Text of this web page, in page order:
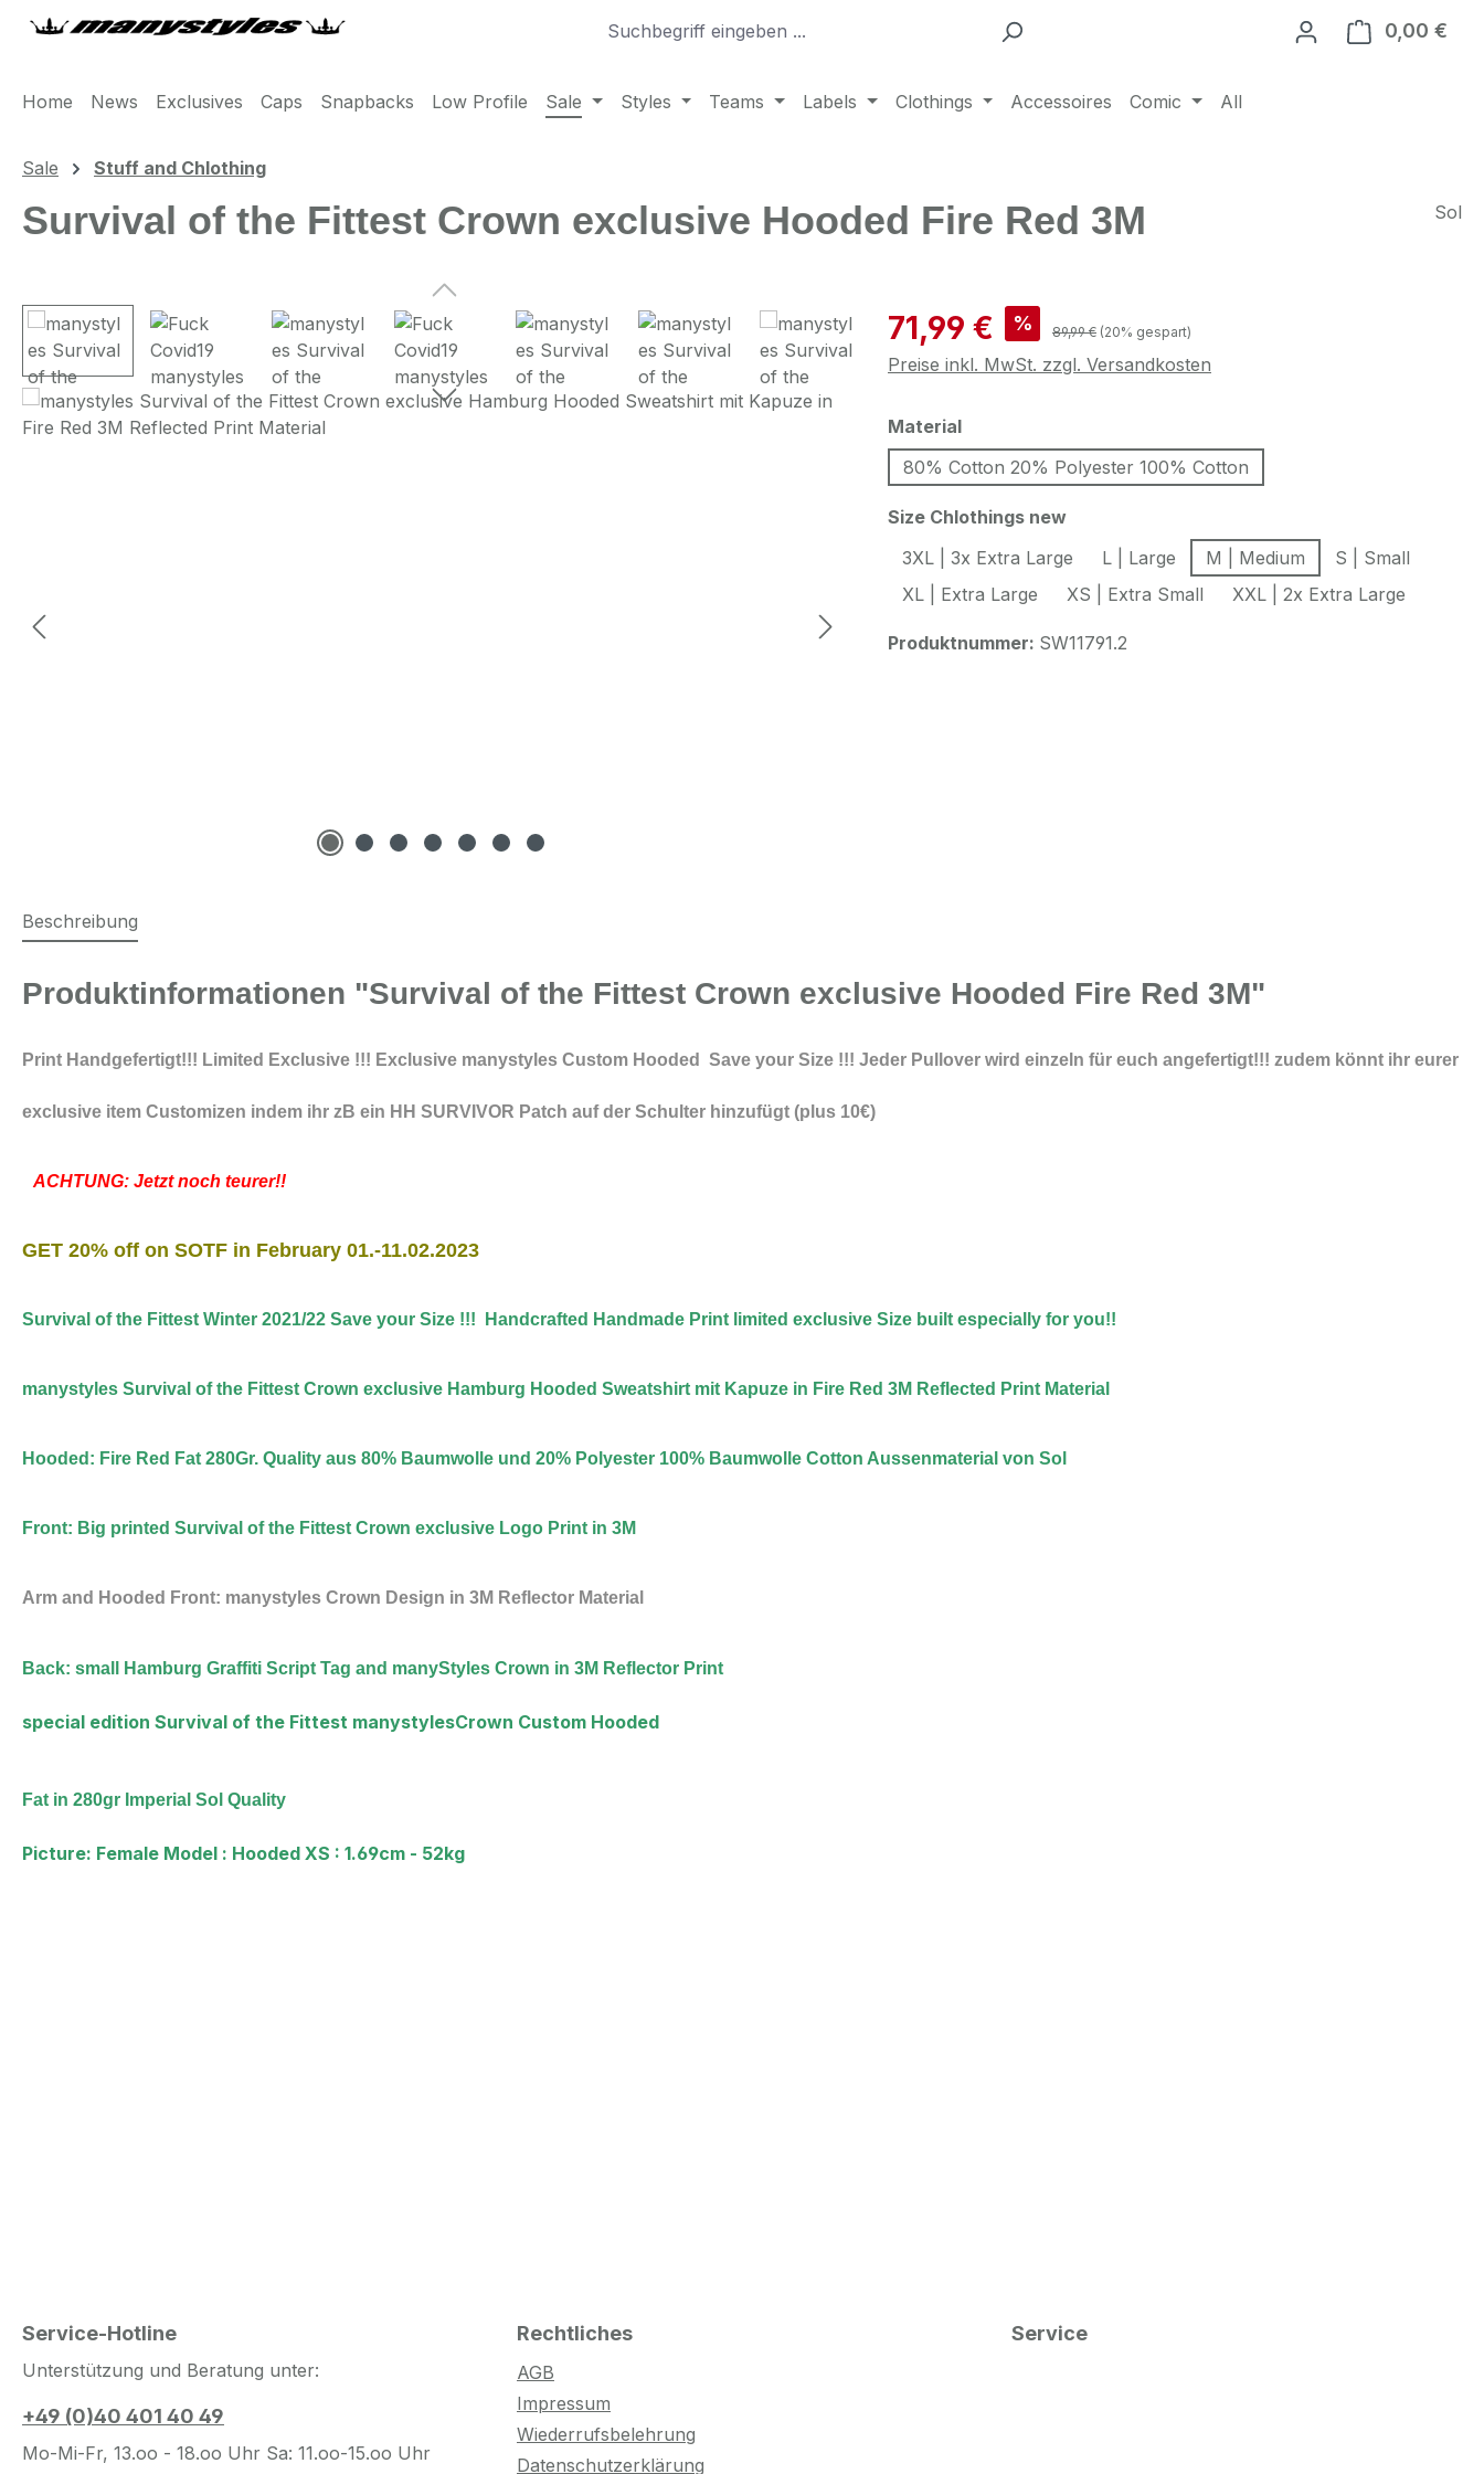
Hauptinhalt springen
Zur Suche springen
Zur Hauptnavigation springen 0,00 €
Home News Exclusives Caps Snapbacks Low Profile Sale Styles Teams Labels Clothings Accessoires Comic All
Sale Stuff and Chlothing
Survival of the Fittest Crown exclusive Hooded Fire Red 3M Sol
Bildergalerie überspringen Verkaufspreis:
71,99 € % Regulärer Preis:
89,99 € (20% gespart)
Preise inkl. MwSt. zzgl. Versandkosten
Materialauswählen
80% Cotton 20% Polyester 100% Cotton
Size Chlothings newauswählen
3XL | 3x Extra Large
L | Large M | Medium
S | Small
XL | Extra Large
XS | Extra Small XXL | 2x Extra Large
Produktnummer: SW11791.2
Beschreibung
Produktinformationen "Survival of the Fittest Crown exclusive Hooded Fire Red 3M"
Print Handgefertigt!!! Limited Exclusive !!! Exclusive manystyles Custom Hooded Save your Size !!! Jeder Pullover wird einzeln für euch angefertigt!!! zudem könnt ihr eurer
exclusive item Customizen indem ihr zB ein HH SURVIVOR Patch auf der Schulter hinzufügt (plus 10€)
ACHTUNG: Jetzt noch teurer!!
GET 20% off on SOTF in February 01.-11.02.2023
Survival of the Fittest Winter 2021/22 Save your Size !!! Handcrafted Handmade Print limited exclusive Size built especially for you!!
manystyles Survival of the Fittest Crown exclusive Hamburg Hooded Sweatshirt mit Kapuze in Fire Red 3M Reflected Print Material
Hooded: Fire Red Fat 280Gr. Quality aus 80% Baumwolle und 20% Polyester 100% Baumwolle Cotton Aussenmaterial von Sol
Front: Big printed Survival of the Fittest Crown exclusive Logo Print in 3M
Arm and Hooded Front: manystyles Crown Design in 3M Reflector Material
Back: small Hamburg Graffiti Script Tag and manyStyles Crown in 3M Reflector Print
special edition Survival of the Fittest manystylesCrown Custom Hooded
Fat in 280gr Imperial Sol Quality
Picture: Female Model : Hooded XS : 1.69cm - 52kg
Service-Hotline
Unterstützung und Beratung unter:
+49 (0)40 401 40 49
Mo-Mi-Fr, 13.oo - 18.oo Uhr Sa: 11.oo-15.oo Uhr
Rechtliches
AGB
Impressum
Wiederrufsbelehrung
Datenschutzerklärung
Service